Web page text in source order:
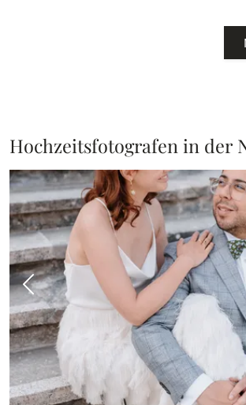
Hochzeitsfotografen in der
Vorheriges Bild